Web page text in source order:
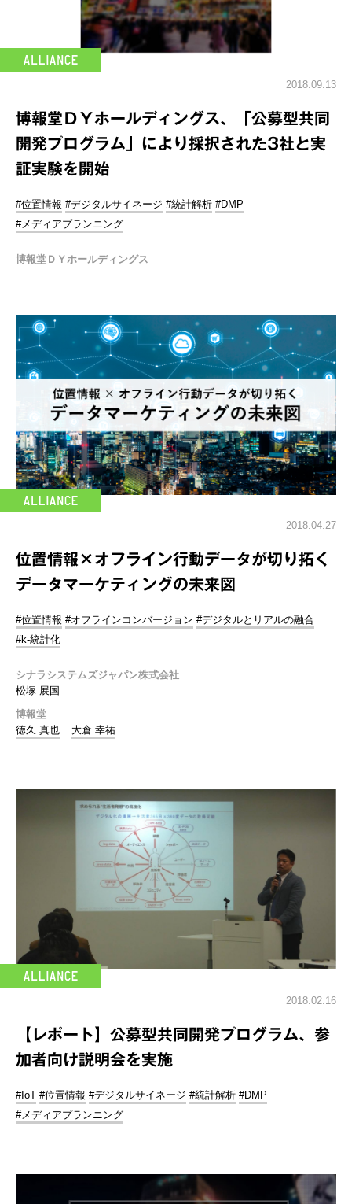
2018.09.13
博報堂ＤＹホールディングス、「公募型共同
開発プログラム」により採択された3社と実
証実験を開始
#位置情報 #デジタルサイネージ #統計解析 #DMP
#メディアプランニング
博報堂ＤＹホールディングス
2018.04.27
位置情報×オフライン行動データが切り拓く
データマーケティングの未来図
#位置情報 #オフラインコンバージョン #デジタルとリアルの融合
#k-統計化
シナラシステムズジャパン株式会社
松塚 展国
博報堂
徳久 真也
大倉 幸祐
2018.02.16
【レポート】公募型共同開発プログラム、参
加者向け説明会を実施
#IoT #位置情報 #デジタルサイネージ #統計解析 #DMP
#メディアプランニング